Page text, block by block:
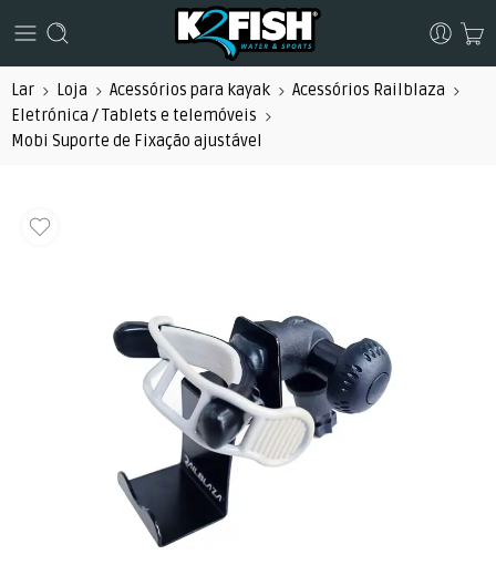
Lar Loja Acessórios para kayak
Acessórios Railblaza
Eletrónica / Tablets e telemóveis
Mobi Suporte de Fixação ajustável